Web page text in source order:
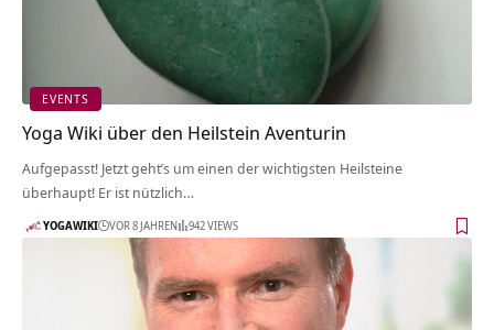
EVENTS
Yoga Wiki über den Heilstein Aventurin
Aufgepasst! Jetzt geht’s um einen der wichtigsten Heilsteine
überhaupt! Er ist nützlich…
YOGAWIKI VOR 8 JAHREN 942 VIEWS